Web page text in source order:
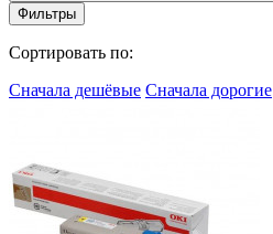
Фильтры
Сортировать по:
Сначала дешёвые Сначала дорогие